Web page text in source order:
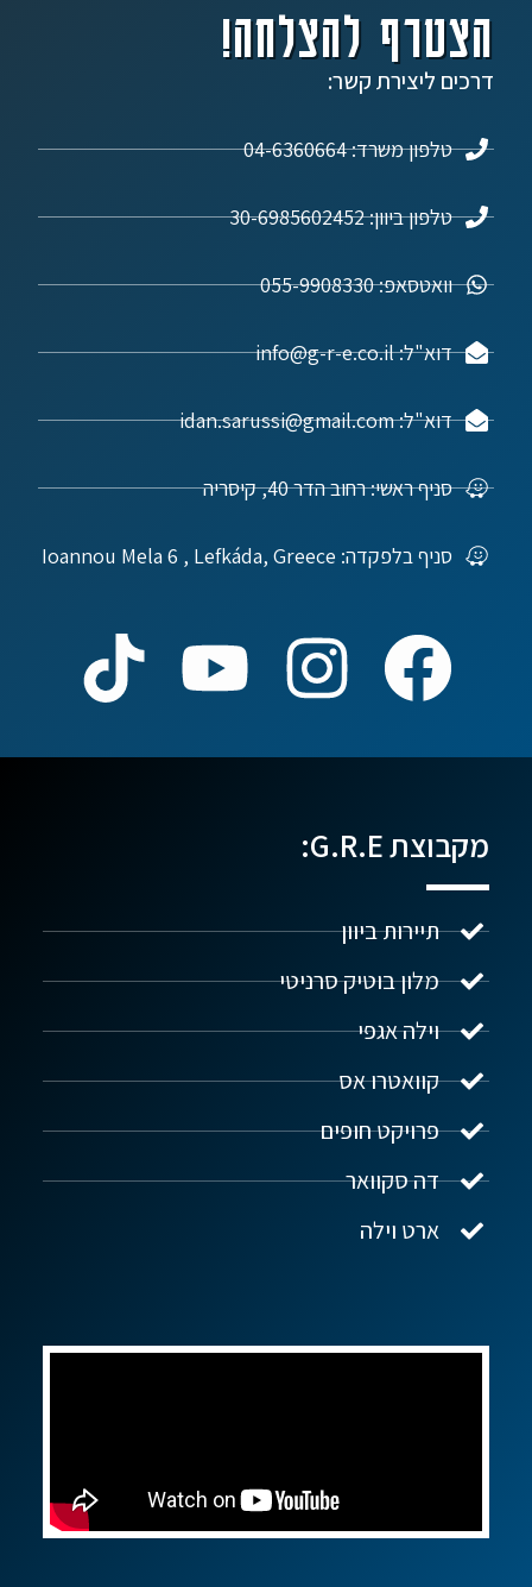
הצטרף להצלחה!
דרכים ליצירת קשר:
טלפון משרד: 04-6360664
טלפון ביוון: 30-6985602452
וואטסאפ: 055-9908330
דוא"ל: info@g-r-e.co.il
דוא"ל: idan.sarussi@gmail.com
סניף ראשי: רחוב הדר 40, קיסריה
סניף בלפקדה: Ioannou Mela 6 , Lefkáda, Greece
מקבוצת G.R.E:
תיירות ביוון
מלון בוטיק סרניטי
וילה אגפי
קוואטרו אס
פרויקט חופים
דה סקוואר
ארט וילה
נדל"ן ביוון G.R.E
שלום! איך אפשר לעזור?